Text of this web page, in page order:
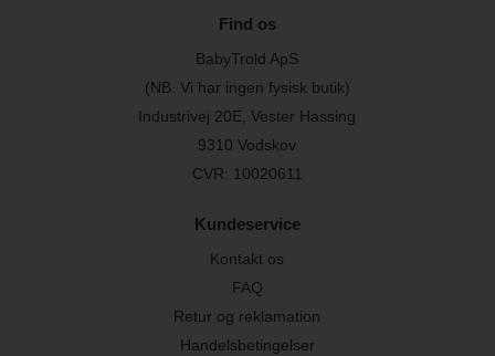
Find os
BabyTrold ApS
(NB. Vi har ingen fysisk butik)
Industrivej 20E, Vester Hassing
9310 Vodskov
CVR: 10020611
Kundeservice
Kontakt os
FAQ
Retur og reklamation
Handelsbetingelser